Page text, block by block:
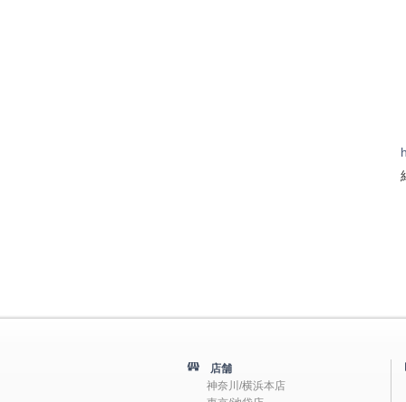
店舗
神奈川/横浜本店